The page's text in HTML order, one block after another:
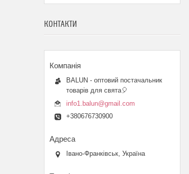
КОНТАКТИ
BALUN - оптовий постачальник
товарів для свята🎈
info1.balun@gmail.com
+380676730900
Івано-Франківськ, Україна